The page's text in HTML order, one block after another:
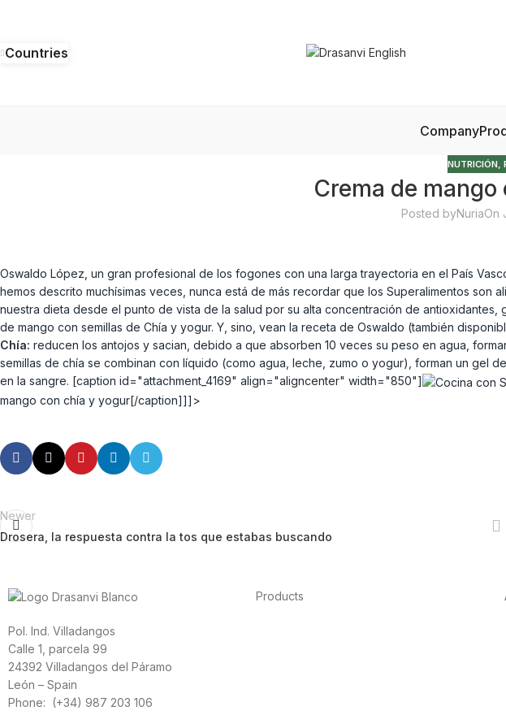
Countries
Company
NUTRICIÓN,
Crema de
Posted byNuriaOn
Oswaldo López, un gran profesional de los fogones con una larga trayectoria en el País
hemos descrito muchísimas veces, nunca está de más recordar que los Superalimentos
nuestra dieta desde el punto de vista de la salud por su alta concentración de
de mango con semillas de Chía y yogur. Y, sino, vean la receta de Oswaldo (también
Chía: reducen los antojos y sacian, debido a que absorben 10 veces su peso en agua,
semillas de chía se combinan con líquido (como agua, leche, zumo o yogur), forman un gel
en la sangre. [caption id="attachment_4169" align="aligncenter" width="850"]
mango con chía y yogur[/caption]]]>
Newer
Drosera, la respuesta contra la tos que estabas buscando
Pol. Ind. Villadangos
Calle 1, parcela 99
24392 Villadangos del Páramo
León – Spain
Phone: (+34) 987 203 106
Products